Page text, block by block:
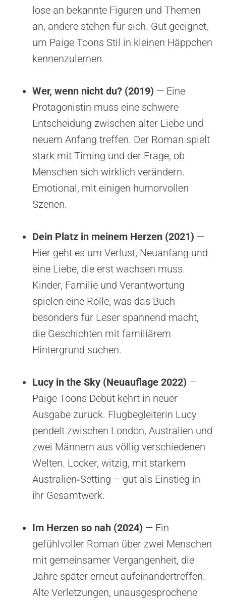
lose an bekannte Figuren und Themen
an, andere stehen für sich. Gut geeignet,
um Paige Toons Stil in kleinen Häppchen
kennenzulernen.
Wer, wenn nicht du? (2019) — Eine
Protagonistin muss eine schwere
Entscheidung zwischen alter Liebe und
neuem Anfang treffen. Der Roman spielt
stark mit Timing und der Frage, ob
Menschen sich wirklich verändern.
Emotional, mit einigen humorvollen
Szenen.
Dein Platz in meinem Herzen (2021) —
Hier geht es um Verlust, Neuanfang und
eine Liebe, die erst wachsen muss.
Kinder, Familie und Verantwortung
spielen eine Rolle, was das Buch
besonders für Leser spannend macht,
die Geschichten mit familiärem
Hintergrund suchen.
Lucy in the Sky (Neuauflage 2022) —
Paige Toons Debüt kehrt in neuer
Ausgabe zurück. Flugbegleiterin Lucy
pendelt zwischen London, Australien und
zwei Männern aus völlig verschiedenen
Welten. Locker, witzig, mit starkem
Australien‑Setting – gut als Einstieg in
ihr Gesamtwerk.
Im Herzen so nah (2024) — Ein
gefühlvoller Roman über zwei Menschen
mit gemeinsamer Vergangenheit, die
Jahre später erneut aufeinandertreffen.
Alte Verletzungen, unausgesprochene